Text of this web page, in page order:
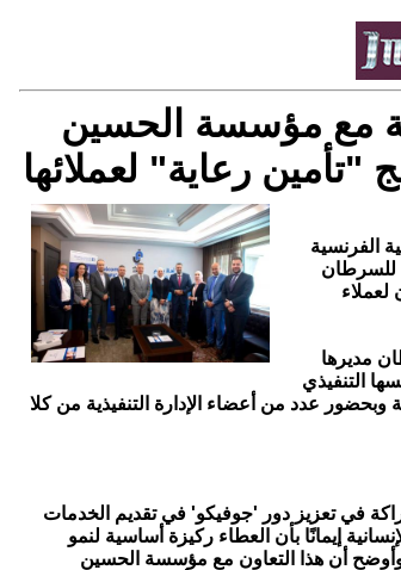
مع مؤسسة الحسين
رعاية" لعملائها
الفرنسية
للسرطان
لعملاء
مديرها
التنفيذي
وبحضور عدد من أعضاء الإدارة التنفيذية من كلا
في تعزيز دور 'جوفيكو' في تقديم الخدمات
إيمانًا بأن العطاء ركيزة أساسية لنمو
أن هذا التعاون مع مؤسسة الحسين